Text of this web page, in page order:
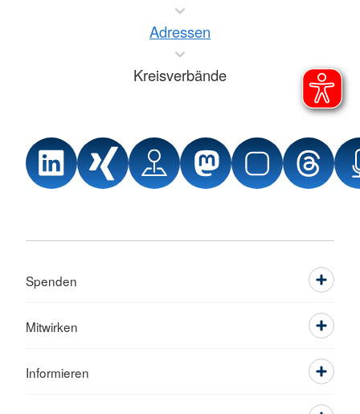
Adressen
Kreisverbände
Spenden
Mitwirken
Informieren